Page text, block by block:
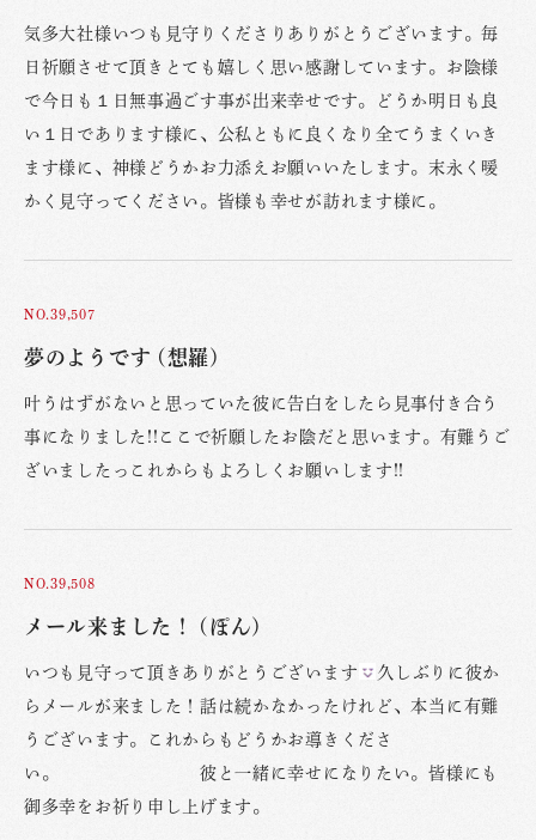
気多大社様いつも見守りくださりありがとうございます。毎
日祈願させて頂きとても嬉しく思い感謝しています。お陰様
で今日も１日無事過ごす事が出来幸せです。どうか明日も良
い１日であります様に、公私ともに良くなり全てうまくいき
ます様に、神様どうかお力添えお願いいたします。末永く暖
かく見守ってください。皆様も幸せが訪れます様に。
NO.39,507
夢のようです (想羅)
叶うはずがないと思っていた彼に告白をしたら見事付き合う
事になりました!!ここで祈願したお陰だと思います。有難うご
ざいましたっこれからもよろしくお願いします!!
NO.39,508
メール来ました！ (ぽん)
いつも見守って頂きありがとうございます
久しぶりに彼か
らメールが来ました！話は続かなかったけれど、本当に有難
うございます。これからもどうかお導きくださ
い。 彼と一緒に幸せになりたい。皆様にも
御多幸をお祈り申し上げます。